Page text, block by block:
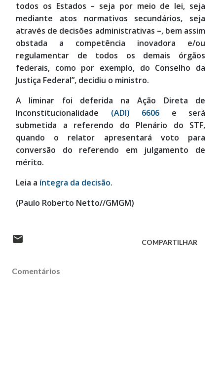
todos os Estados – seja por meio de lei, seja
mediante atos normativos secundários, seja
através de decisões administrativas –, bem assim
obstada a competência inovadora e/ou
regulamentar de todos os demais órgãos
federais, como por exemplo, do Conselho da
Justiça Federal”, decidiu o ministro.
A liminar foi deferida na Ação Direta de
Inconstitucionalidade (ADI) 6606 e será
submetida a referendo do Plenário do STF,
quando o relator apresentará voto para
conversão do referendo em julgamento de
mérito.
Leia a íntegra da decisão.
(Paulo Roberto Netto//GMGM)
COMPARTILHAR
Comentários